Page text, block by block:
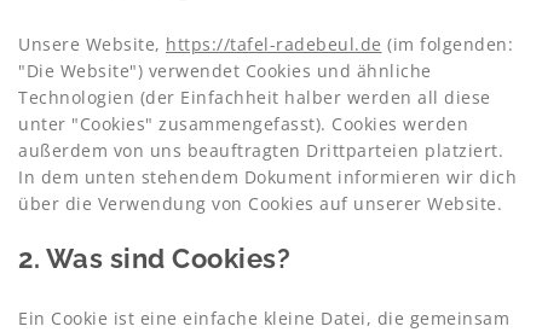
Unsere Website, https://tafel-radebeul.de (im folgenden:
"Die Website") verwendet Cookies und ähnliche
Technologien (der Einfachheit halber werden all diese
unter "Cookies" zusammengefasst). Cookies werden
außerdem von uns beauftragten Drittparteien platziert.
In dem unten stehendem Dokument informieren wir dich
über die Verwendung von Cookies auf unserer Website.
2. Was sind Cookies?
Ein Cookie ist eine einfache kleine Datei, die gemeinsam